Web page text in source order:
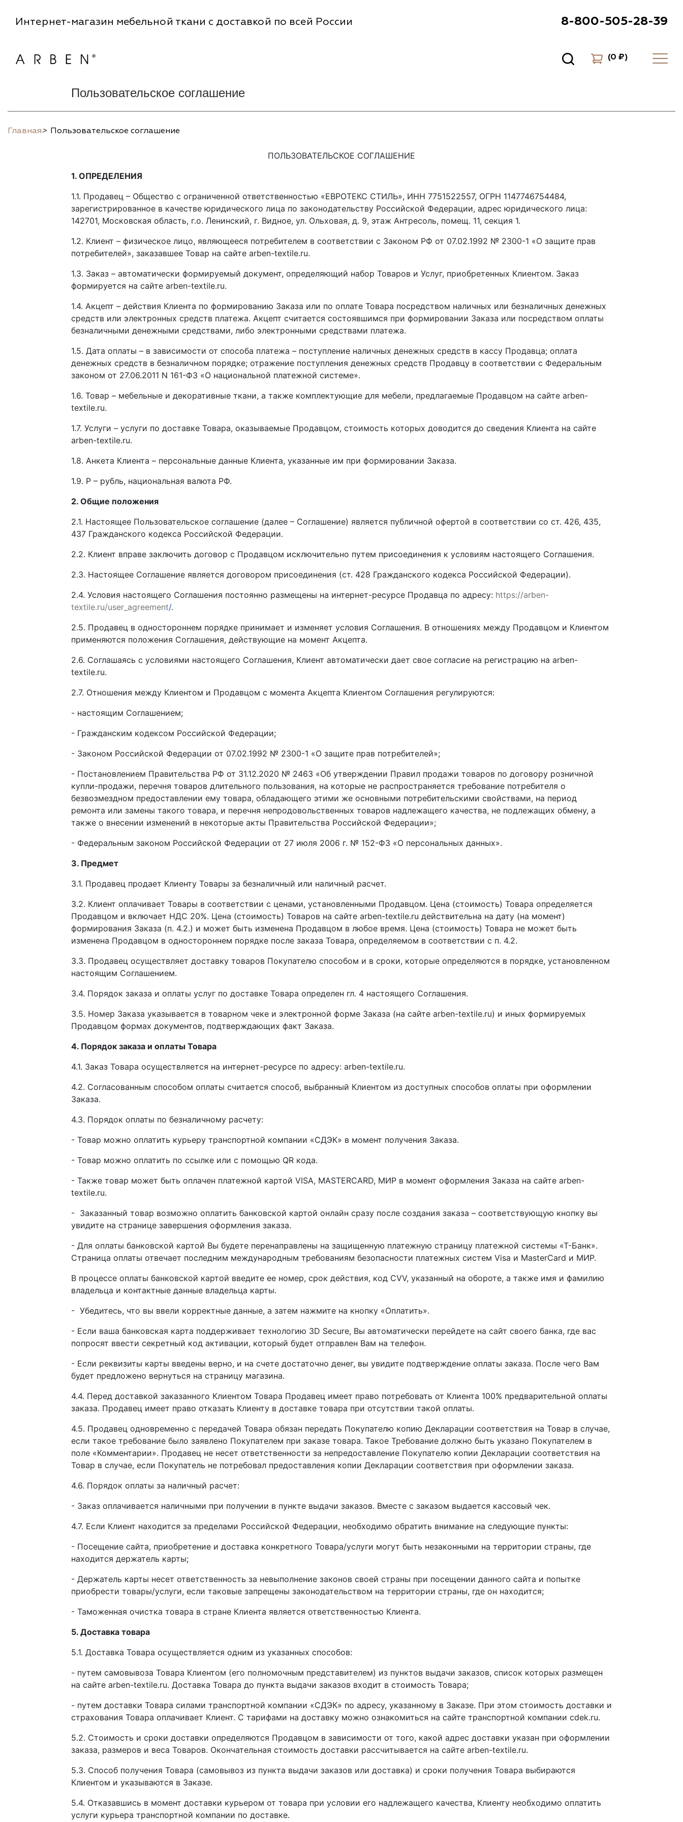
Интернет-магазин мебельной ткани с доставкой по всей России 8-800-505-28-39
(0 ₽)
Пользовательское соглашение
Главная> Пользовательское соглашение
ПОЛЬЗОВАТЕЛЬСКОЕ СОГЛАШЕНИЕ
1. ОПРЕДЕЛЕНИЯ
1.1. Продавец – Общество с ограниченной ответственностью «ЕВРОТЕКС СТИЛЬ», ИНН 7751522557, ОГРН 1147746754484,
зарегистрированное в качестве юридического лица по законодательству Российской Федерации, адрес юридического лица:
142701, Московская область, г.о. Ленинский, г. Видное, ул. Ольховая, д. 9, этаж Антресоль, помещ. 11, секция 1.
1.2. Клиент – физическое лицо, являющееся потребителем в соответствии с Законом РФ от 07.02.1992 № 2300-1 «О защите прав
потребителей», заказавшее Товар на сайте arben-textile.ru.
1.3. Заказ – автоматически формируемый документ, определяющий набор Товаров и Услуг, приобретенных Клиентом. Заказ
формируется на сайте arben-textile.ru.
1.4. Акцепт – действия Клиента по формированию Заказа или по оплате Товара посредством наличных или безналичных денежных
средств или электронных средств платежа. Акцепт считается состоявшимся при формировании Заказа или посредством оплаты
безналичными денежными средствами, либо электронными средствами платежа.
1.5. Дата оплаты – в зависимости от способа платежа – поступление наличных денежных средств в кассу Продавца; оплата
денежных средств в безналичном порядке; отражение поступления денежных средств Продавцу в соответствии с Федеральным
законом от 27.06.2011 N 161-ФЗ «О национальной платежной системе».
1.6. Товар – мебельные и декоративные ткани, а также комплектующие для мебели, предлагаемые Продавцом на сайте arben-
textile.ru.
1.7. Услуги – услуги по доставке Товара, оказываемые Продавцом, стоимость которых доводится до сведения Клиента на сайте
arben-textile.ru.
1.8. Анкета Клиента – персональные данные Клиента, указанные им при формировании Заказа.
1.9. Р – рубль, национальная валюта РФ.
2. Общие положения
2.1. Настоящее Пользовательское соглашение (далее – Соглашение) является публичной офертой в соответствии со ст. 426, 435,
437 Гражданского кодекса Российской Федерации.
2.2. Клиент вправе заключить договор с Продавцом исключительно путем присоединения к условиям настоящего Соглашения.
2.3. Настоящее Соглашение является договором присоединения (ст. 428 Гражданского кодекса Российской Федерации).
2.4. Условия настоящего Соглашения постоянно размещены на интернет-ресурсе Продавца по адресу: https://arben-
textile.ru/user_agreement/.
2.5. Продавец в одностороннем порядке принимает и изменяет условия Соглашения. В отношениях между Продавцом и Клиентом
применяются положения Соглашения, действующие на момент Акцепта.
2.6. Соглашаясь с условиями настоящего Соглашения, Клиент автоматически дает свое согласие на регистрацию на arben-
textile.ru.
2.7. Отношения между Клиентом и Продавцом с момента Акцепта Клиентом Соглашения регулируются:
- настоящим Соглашением;
- Гражданским кодексом Российской Федерации;
- Законом Российской Федерации от 07.02.1992 № 2300-1 «О защите прав потребителей»;
- Постановлением Правительства РФ от 31.12.2020 № 2463 «Об утверждении Правил продажи товаров по договору розничной
купли-продажи, перечня товаров длительного пользования, на которые не распространяется требование потребителя о
безвозмездном предоставлении ему товара, обладающего этими же основными потребительскими свойствами, на период
ремонта или замены такого товара, и перечня непродовольственных товаров надлежащего качества, не подлежащих обмену, а
также о внесении изменений в некоторые акты Правительства Российской Федерации»;
- Федеральным законом Российской Федерации от 27 июля 2006 г. № 152-ФЗ «О персональных данных».
3. Предмет
3.1. Продавец продает Клиенту Товары за безналичный или наличный расчет.
3.2. Клиент оплачивает Товары в соответствии с ценами, установленными Продавцом. Цена (стоимость) Товара определяется
Продавцом и включает НДС 20%. Цена (стоимость) Товаров на сайте arben-textile.ru действительна на дату (на момент)
формирования Заказа (п. 4.2.) и может быть изменена Продавцом в любое время. Цена (стоимость) Товара не может быть
изменена Продавцом в одностороннем порядке после заказа Товара, определяемом в соответствии с п. 4.2.
3.3. Продавец осуществляет доставку товаров Покупателю способом и в сроки, которые определяются в порядке, установленном
настоящим Соглашением.
3.4. Порядок заказа и оплаты услуг по доставке Товара определен гл. 4 настоящего Соглашения.
3.5. Номер Заказа указывается в товарном чеке и электронной форме Заказа (на сайте arben-textile.ru) и иных формируемых
Продавцом формах документов, подтверждающих факт Заказа.
4. Порядок заказа и оплаты Товара
4.1. Заказ Товара осуществляется на интернет-ресурсе по адресу: arben-textile.ru.
4.2. Согласованным способом оплаты считается способ, выбранный Клиентом из доступных способов оплаты при оформлении
Заказа.
4.3. Порядок оплаты по безналичному расчету:
- Товар можно оплатить курьеру транспортной компании «СДЭК» в момент получения Заказа.
- Товар можно оплатить по ссылке или с помощью QR кода.
- Также товар может быть оплачен платежной картой VISA, MASTERCARD, МИР в момент оформления Заказа на сайте arben-
textile.ru.
- Заказанный товар возможно оплатить банковской картой онлайн сразу после создания заказа – соответствующую кнопку вы
увидите на странице завершения оформления заказа.
- Для оплаты банковской картой Вы будете перенаправлены на защищенную платежную страницу платежной системы «Т-Банк».
Страница оплаты отвечает последним международным требованиям безопасности платежных систем Visa и MasterCard и МИР.
В процессе оплаты банковской картой введите ее номер, срок действия, код CVV, указанный на обороте, а также имя и фамилию
владельца и контактные данные владельца карты.
- Убедитесь, что вы ввели корректные данные, а затем нажмите на кнопку «Оплатить».
- Если ваша банковская карта поддерживает технологию 3D Secure, Вы автоматически перейдете на сайт своего банка, где вас
попросят ввести секретный код активации, который будет отправлен Вам на телефон.
- Если реквизиты карты введены верно, и на счете достаточно денег, вы увидите подтверждение оплаты заказа. После чего Вам
будет предложено вернуться на страницу магазина.
4.4. Перед доставкой заказанного Клиентом Товара Продавец имеет право потребовать от Клиента 100% предварительной оплаты
заказа. Продавец имеет право отказать Клиенту в доставке товара при отсутствии такой оплаты.
4.5. Продавец одновременно с передачей Товара обязан передать Покупателю копию Декларации соответствия на Товар в случае,
если такое требование было заявлено Покупателем при заказе товара. Такое Требование должно быть указано Покупателем в
поле «Комментарии». Продавец не несет ответственности за непредоставление Покупателю копии Декларации соответствия на
Товар в случае, если Покупатель не потребовал предоставления копии Декларации соответствия при оформлении заказа.
4.6. Порядок оплаты за наличный расчет:
- Заказ оплачивается наличными при получении в пункте выдачи заказов. Вместе с заказом выдается кассовый чек.
4.7. Если Клиент находится за пределами Российской Федерации, необходимо обратить внимание на следующие пункты:
- Посещение сайта, приобретение и доставка конкретного Товара/услуги могут быть незаконными на территории страны, где
находится держатель карты;
- Держатель карты несет ответственность за невыполнение законов своей страны при посещении данного сайта и попытке
приобрести товары/услуги, если таковые запрещены законодательством на территории страны, где он находится;
- Таможенная очистка товара в стране Клиента является ответственностью Клиента.
5. Доставка товара
5.1. Доставка Товара осуществляется одним из указанных способов:
- путем самовывоза Товара Клиентом (его полномочным представителем) из пунктов выдачи заказов, список которых размещен
на сайте arben-textile.ru. Доставка Товара до пункта выдачи заказов входит в стоимость Товара;
- путем доставки Товара силами транспортной компании «СДЭК» по адресу, указанному в Заказе. При этом стоимость доставки и
страхования Товара оплачивает Клиент. С тарифами на доставку можно ознакомиться на сайте транспортной компании cdek.ru.
5.2. Стоимость и сроки доставки определяются Продавцом в зависимости от того, какой адрес доставки указан при оформлении
заказа, размеров и веса Товаров. Окончательная стоимость доставки рассчитывается на сайте arben-textile.ru.
5.3. Способ получения Товара (самовывоз из пункта выдачи заказов или доставка) и сроки получения Товара выбираются
Клиентом и указываются в Заказе.
5.4. Отказавшись в момент доставки курьером от товара при условии его надлежащего качества, Клиенту необходимо оплатить
услуги курьера транспортной компании по доставке.